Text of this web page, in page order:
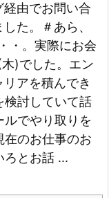
由でお問い合
た。
＃あら、
・。実際にお会
)でした。 エン
アを積んでき
検討していて話
ルでやり取りを
在のお仕事のお
ろとお話 ...